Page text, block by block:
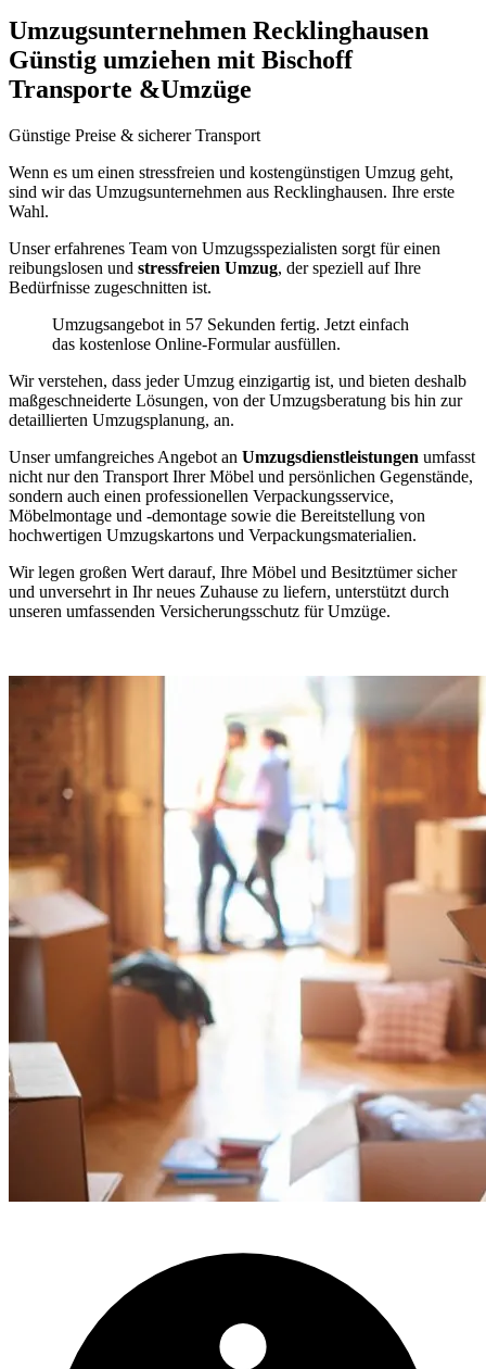
Umzugsunternehmen Recklinghausen
Günstig umziehen mit Bischoff
Transporte &Umzüge
Günstige Preise & sicherer Transport
Wenn es um einen stressfreien und kostengünstigen Umzug geht,
sind wir das Umzugsunternehmen aus Recklinghausen. Ihre erste
Wahl.
Unser erfahrenes Team von Umzugsspezialisten sorgt für einen
reibungslosen und stressfreien Umzug, der speziell auf Ihre
Bedürfnisse zugeschnitten ist.
Umzugsangebot in 57 Sekunden fertig. Jetzt einfach
das kostenlose Online-Formular ausfüllen.
Wir verstehen, dass jeder Umzug einzigartig ist, und bieten deshalb
maßgeschneiderte Lösungen, von der Umzugsberatung bis hin zur
detaillierten Umzugsplanung, an.
Unser umfangreiches Angebot an Umzugsdienstleistungen umfasst
nicht nur den Transport Ihrer Möbel und persönlichen Gegenstände,
sondern auch einen professionellen Verpackungsservice,
Möbelmontage und -demontage sowie die Bereitstellung von
hochwertigen Umzugskartons und Verpackungsmaterialien.
Wir legen großen Wert darauf, Ihre Möbel und Besitztümer sicher
und unversehrt in Ihr neues Zuhause zu liefern, unterstützt durch
unseren umfassenden Versicherungsschutz für Umzüge.